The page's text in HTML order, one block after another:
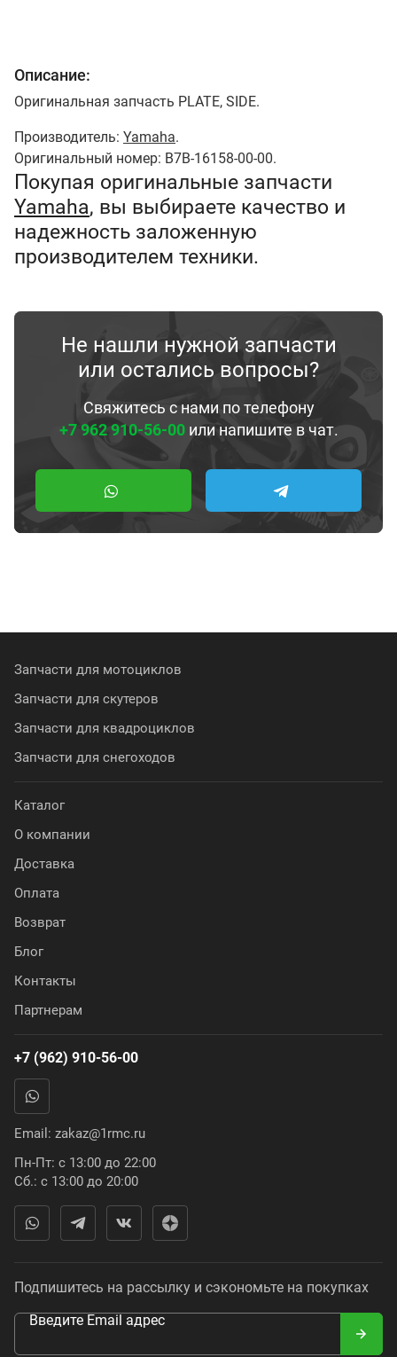
Описание:
Оригинальная запчасть PLATE, SIDE.
Производитель: Yamaha.
Оригинальный номер: B7B-16158-00-00.
Покупая оригинальные запчасти
Yamaha, вы выбираете качество и
надежность заложенную
производителем техники.
Не нашли нужной запчасти
или остались вопросы?
Свяжитесь с нами по телефону
+7 962 910-56-00или напишите в чат.
Запчасти для мотоциклов
Запчасти для скутеров
Запчасти для квадроциклов
Запчасти для снегоходов
Каталог
О компании
Доставка
Оплата
Возврат
Блог
Контакты
Партнерам
+7 (962) 910-56-00
Email: zakaz@1rmc.ru
Пн-Пт: с 13:00 до 22:00
Сб.: с 13:00 до 20:00
Подпишитесь на рассылку и сэкономьте на покупках
Введите Email адрес